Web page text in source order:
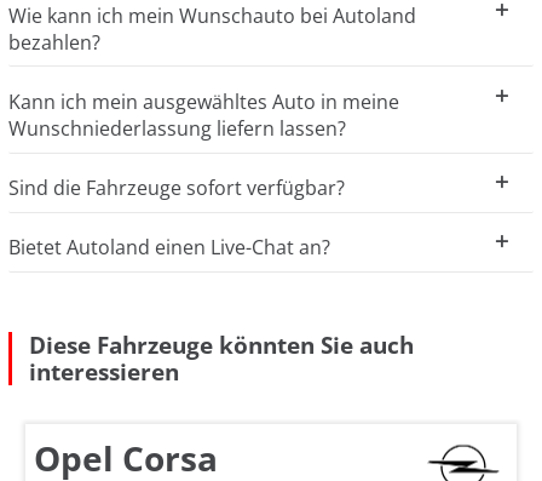
Wie kann ich mein Wunschauto bei Autoland
bezahlen?
Kann ich mein ausgewähltes Auto in meine
Wunschniederlassung liefern lassen?
Sind die Fahrzeuge sofort verfügbar?
Bietet Autoland einen Live-Chat an?
Diese Fahrzeuge könnten Sie auch
interessieren
Opel Corsa